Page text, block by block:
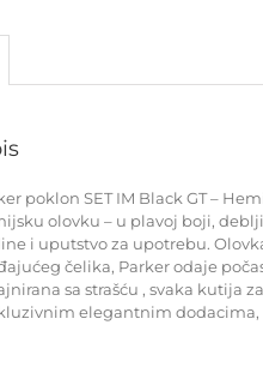
poklon SET IM Black GT –
olovku – u plavoj boji,
i uputstvo za upotrebu.
čelika, Parker odaje
sa strašću , svaka kutija
elegantnim dodacima,